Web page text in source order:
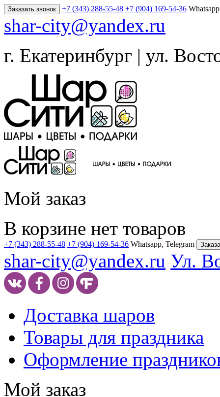
Заказать звонок +7 (343) 288-55-48 +7 (904) 169-54-36
shar-city@yandex.ru
г. Екатеринбург | ул.
Мой заказ
В корзине нет товаров
+7 (343) 288-55-48 +7 (904) 169-54-36 Whatsapp, Telegram
shar-city@yandex.ru Ул.
Доставка шаров
Товары для праздника
Оформление
Мой заказ